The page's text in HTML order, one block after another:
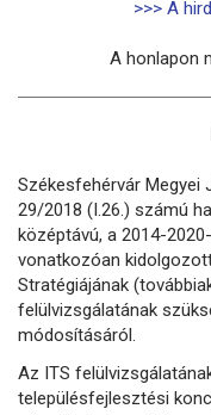
>>> A
A honlapon
Székesfehérvár Megyei
29/2018 (I.26.) számú
középtávú, a 2014-
vonatkozóan
Stratégiájának
felülvizsgálatának
módosításáról.
Az ITS
településfejlesztési